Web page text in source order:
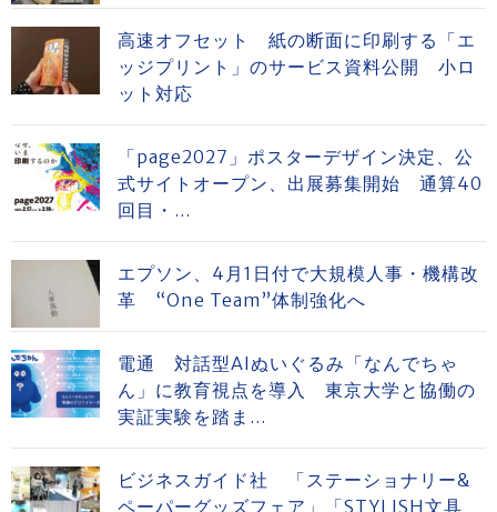
高速オフセット 紙の断面に印刷する「エ
ッジプリント」のサービス資料公開 小ロ
ット対応
「page2027」ポスターデザイン決定、公
式サイトオープン、出展募集開始 通算40
回目・...
エプソン、4月1日付で大規模人事・機構改
革 “One Team”体制強化へ
電通 対話型AIぬいぐるみ「なんでちゃ
ん」に教育視点を導入 東京大学と協働の
実証実験を踏ま...
ビジネスガイド社 「ステーショナリー&
ペーパーグッズフェア」「STYLISH文具